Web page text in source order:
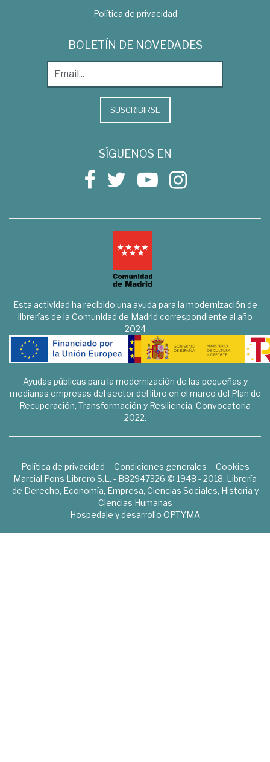
Política de privacidad
BOLETÍN DE NOVEDADES
SUSCRIBIRSE
SÍGUENOS EN
Esta actividad ha recibido una ayuda para la modernización de
librerías de la Comunidad de Madrid correspondiente al año
2024
Ayudas públicas para la modernización de las pequeñas y
medianas empresas del sector del libro en el marco del Plan de
Recuperación, Transformación y Resiliencia. Convocatoria
2022.
Política de privacidad Condiciones generales
Cookies
Marcial Pons Librero S.L. - B82947326 © 1948 - 2018. Librería
de Derecho, Economía, Empresa, Ciencias Sociales, Historia y
Ciencias Humanas
Hospedaje y desarrollo OPTYMA